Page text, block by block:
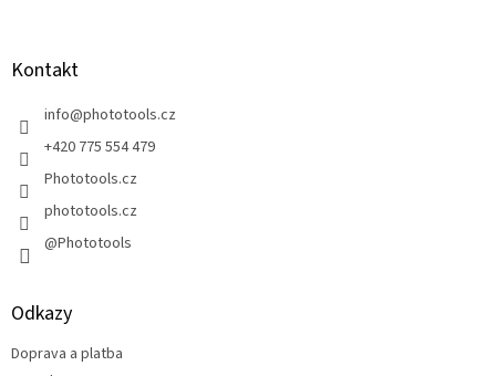
Kontakt
info@phototools.cz
+420 775 554 479
Phototools.cz
phototools.cz
@Phototools
Odkazy
Doprava a platba